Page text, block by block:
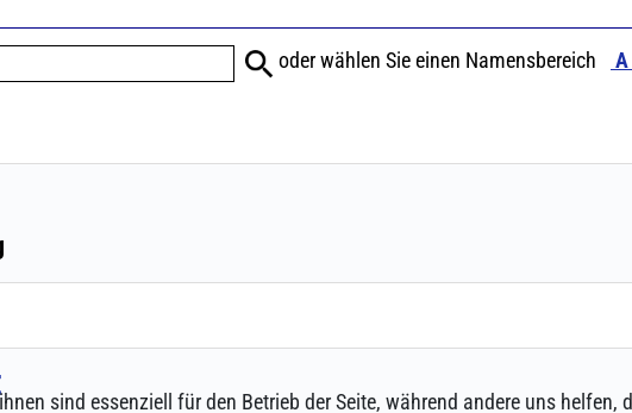
sind essenziell für den Betrieb der Seite, während andere uns